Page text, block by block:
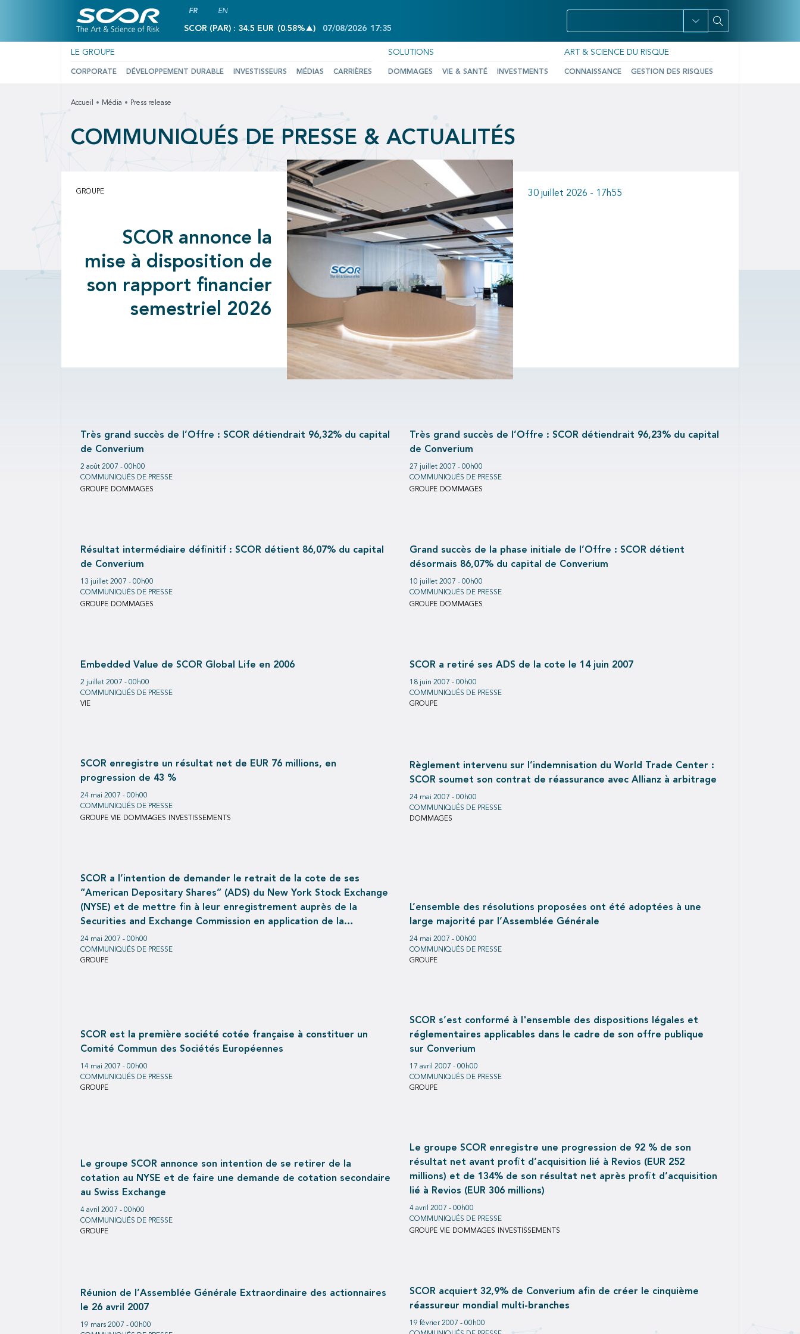
FR EN
SCOR (PAR) : 34.5 EUR (0.58% )INCREASE OF 0.58%
07/08/2026 17:35
LE GROUPE
CORPORATE DÉVELOPPEMENT DURABLE INVESTISSEURS MÉDIAS CARRIÈRES
SOLUTIONS
DOMMAGES VIE & SANTÉ INVESTMENTS
ART & SCIENCE DU RISQUE
CONNAISSANCE GESTION DES RISQUES
Accueil Média Press release
COMMUNIQUÉS DE PRESSE & ACTUALITÉS
GROUPE
SCOR annonce la
mise à disposition de
son rapport financier
semestriel 2026
30 juillet 2026 - 17h55
GROUPE DOMMAGES
COMMUNIQUÉS DE PRESSE
2 août 2007 - 00h00
Très grand succès de l’Offre : SCOR détiendrait 96,32% du capital
de Converium
GROUPE DOMMAGES
COMMUNIQUÉS DE PRESSE
27 juillet 2007 - 00h00
Très grand succès de l’Offre : SCOR détiendrait 96,23% du capital
de Converium
GROUPE DOMMAGES
COMMUNIQUÉS DE PRESSE
13 juillet 2007 - 00h00
Résultat intermédiaire définitif : SCOR détient 86,07% du capital
de Converium
GROUPE DOMMAGES
COMMUNIQUÉS DE PRESSE
10 juillet 2007 - 00h00
Grand succès de la phase initiale de l’Offre : SCOR détient
désormais 86,07% du capital de Converium
VIE
COMMUNIQUÉS DE PRESSE
2 juillet 2007 - 00h00
Embedded Value de SCOR Global Life en 2006
GROUPE
COMMUNIQUÉS DE PRESSE
18 juin 2007 - 00h00
SCOR a retiré ses ADS de la cote le 14 juin 2007
GROUPE VIE DOMMAGES INVESTISSEMENTS
COMMUNIQUÉS DE PRESSE
24 mai 2007 - 00h00
SCOR enregistre un résultat net de EUR 76 millions, en
progression de 43 %
DOMMAGES
COMMUNIQUÉS DE PRESSE
24 mai 2007 - 00h00
Règlement intervenu sur l’indemnisation du World Trade Center :
SCOR soumet son contrat de réassurance avec Allianz à arbitrage
GROUPE
COMMUNIQUÉS DE PRESSE
24 mai 2007 - 00h00
SCOR a l’intention de demander le retrait de la cote de ses
“American Depositary Shares” (ADS) du New York Stock Exchange
(NYSE) et de mettre fin à leur enregistrement auprès de la
Securities and Exchange Commission en application de la
législation U.S.
GROUPE
COMMUNIQUÉS DE PRESSE
24 mai 2007 - 00h00
L’ensemble des résolutions proposées ont été adoptées à une
large majorité par l’Assemblée Générale
GROUPE
COMMUNIQUÉS DE PRESSE
14 mai 2007 - 00h00
SCOR est la première société cotée française à constituer un
Comité Commun des Sociétés Européennes
GROUPE
COMMUNIQUÉS DE PRESSE
17 avril 2007 - 00h00
SCOR s’est conformé à l'ensemble des dispositions légales et
réglementaires applicables dans le cadre de son offre publique
sur Converium
GROUPE
COMMUNIQUÉS DE PRESSE
4 avril 2007 - 00h00
Le groupe SCOR annonce son intention de se retirer de la
cotation au NYSE et de faire une demande de cotation secondaire
au Swiss Exchange
GROUPE VIE DOMMAGES INVESTISSEMENTS
COMMUNIQUÉS DE PRESSE
4 avril 2007 - 00h00
Le groupe SCOR enregistre une progression de 92 % de son
résultat net avant profit d’acquisition lié à Revios (EUR 252
millions) et de 134% de son résultat net après profit d’acquisition
lié à Revios (EUR 306 millions)
19 mars 2007 - 00h00
Réunion de l’Assemblée Générale Extraordinaire des actionnaires
le 26 avril 2007
19 février 2007 - 00h00
SCOR acquiert 32,9% de Converium afin de créer le cinquième
réassureur mondial multi-branches